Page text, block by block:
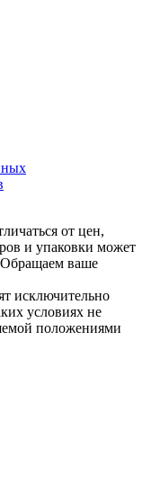
от цен,
и упаковки может
Обращаем ваше
исключительно
условиях не
положениями